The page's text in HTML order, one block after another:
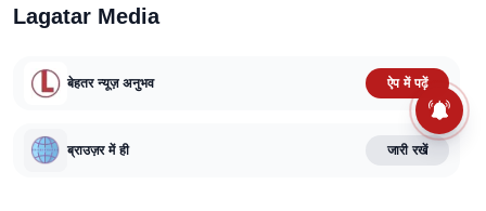
TERMS AND CONDITIONS
CORRECTIONS POLICY
FACT CHECKING POLICY
Lagatar Media Pvt. Ltd.
Lagatar Media
बेहतर न्यूज़ अनुभव ऐप में पढ़ें
ब्राउज़र में ही जारी रखें